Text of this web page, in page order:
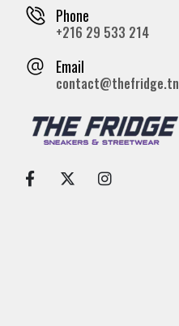
Phone
+216 29 533 214
Email
contact@thefridge.tn